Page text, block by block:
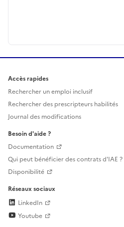
Accès rapides
Rechercher un emploi inclusif
Rechercher des prescripteurs habilités
Journal des modifications
Besoin d'aide ?
Documentation
Qui peut bénéficier des contrats d'IAE ?
Disponibilité
Réseaux sociaux
LinkedIn
Youtube